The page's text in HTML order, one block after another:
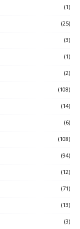
(1)
(25)
(3)
(1)
(2)
(108)
(14)
(6)
(108)
(94)
(12)
(71)
(13)
(3)